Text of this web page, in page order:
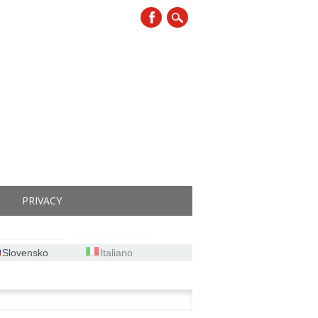
PRIVACY
Slovensko Italiano